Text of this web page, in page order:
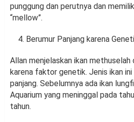
punggung dan perutnya dan
“mellow”.
Berumur Panjang karena
Allan menjelaskan ikan methuselah
karena faktor genetik. Jenis ikan
panjang. Sebelumnya ada ikan
Aquarium yang meninggal pada
tahun.